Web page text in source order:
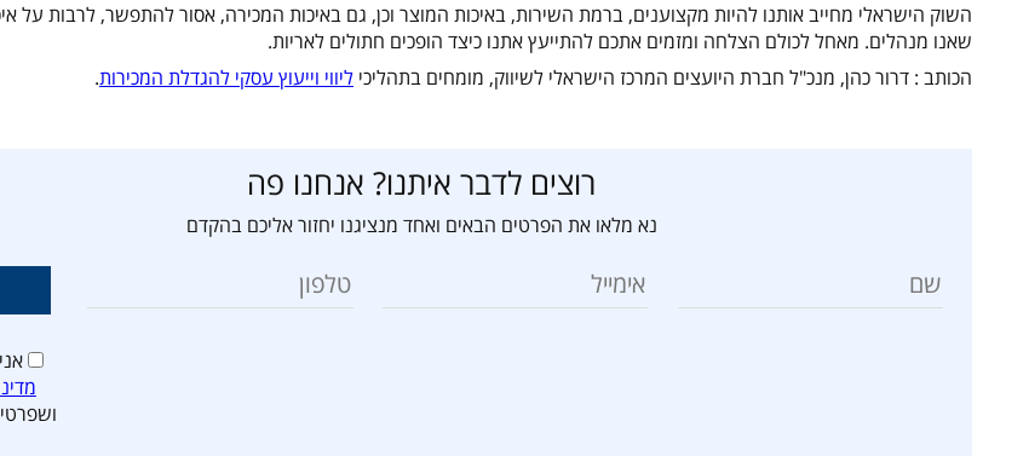
השוק הישראלי מחייב אותנו להיות מקצוענים, ברמת השירות, באיכות המוצר וכן, גם באיכות המכירה, אסור להתפשר, לרבות על
שאנו מנהלים. מאחל לכולם הצלחה ומזמים אתכם להתייעץ אתנו כיצד הופכים חתולים לאריות.
הכותב : דרור כהן, מנכ"ל חברת היועצים המרכז הישראלי לשיווק, מומחים בתהליכי ליווי וייעוץ עסקי להגדלת המכירות.
רוצים לדבר איתנו? אנחנו פה
נא מלאו את הפרטים הבאים ואחד מנציגנו יחזור אליכם בהקדם